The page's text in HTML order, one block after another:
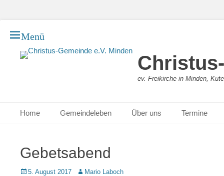
Menü
ev. Freikirche in Minden,
Primäres Menü
Inhalt
Home Gemeindeleben Über uns Termine
Gebetsabend
Posted
5. August 2017 AutorMario Laboch